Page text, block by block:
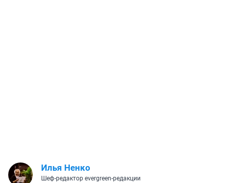
Илья Ненко
Шеф-редактор evergreen-редакции